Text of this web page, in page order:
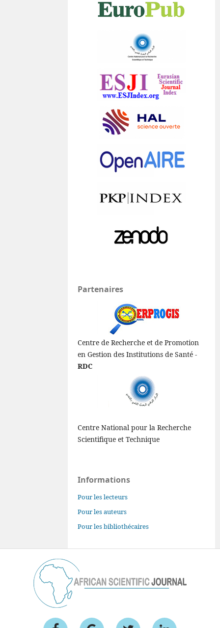
Partenaires
Centre de Recherche et de Promotion
en Gestion des Institutions de Santé -
RDC
Centre National pour la Recherche
Scientifique et Technique
Informations
Pour les lecteurs
Pour les auteurs
Pour les bibliothécaires